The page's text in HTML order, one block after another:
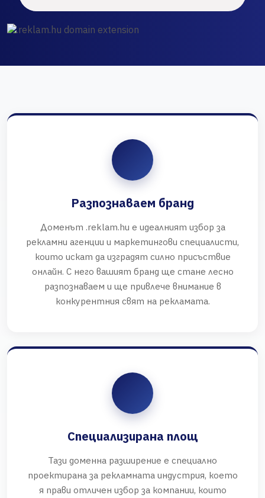
Разпознаваем бранд
Доменът .reklam.hu е идеалният избор за
рекламни агенции и маркетингови специалисти,
които искат да изградят силно присъствие
онлайн. С него вашият бранд ще стане лесно
разпознаваем и ще привлече внимание в
конкурентния свят на рекламата.
Специализирана площ
Тази доменна разширение е специално
проектирана за рекламната индустрия, което
я прави отличен избор за компании, които